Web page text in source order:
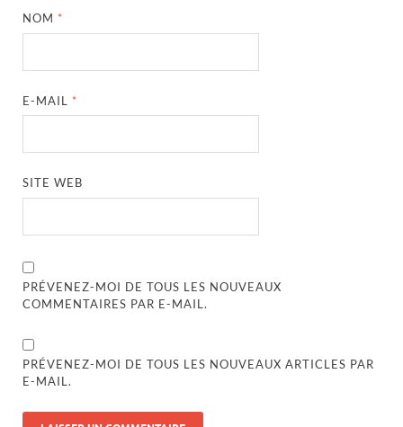
NOM *
E-MAIL *
SITE WEB
PRÉVENEZ-MOI DE TOUS LES NOUVEAUX
COMMENTAIRES PAR E-MAIL.
PRÉVENEZ-MOI DE TOUS LES NOUVEAUX ARTICLES PAR
E-MAIL.